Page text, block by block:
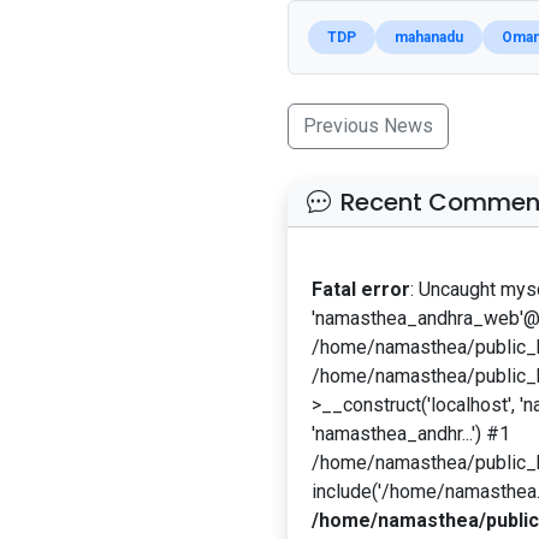
TDP mahanadu
Previous News
Recent
Fatal error: Uncaught
/home/namasthea/
/home/namasthea/
>__construct('localhost',
'namasthea_andhr...') #1
/home/namasthea/
include('/home/
/home/namasthea/